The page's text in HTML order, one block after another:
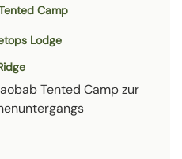
Camp
Lodge